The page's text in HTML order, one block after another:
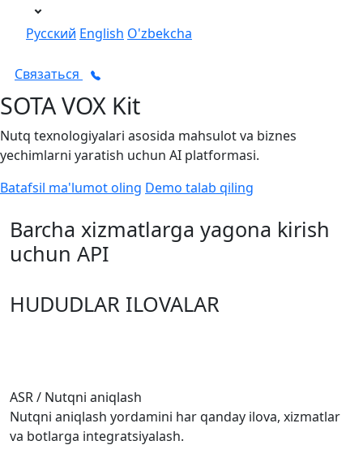
Русский English O'zbekcha
Связаться
SOTAVOX Kit
Nutq texnologiyalari asosida mahsulot va biznes
yechimlarni yaratish uchun AI platformasi.
Batafsil ma'lumot oling Demo talab qiling
Barcha xizmatlarga yagona kirish
uchun API
HUDUDLAR ILOVALAR
ASR / Nutqni aniqlash
Nutqni aniqlash yordamini har qanday ilova, xizmatlar
va botlarga integratsiyalash.